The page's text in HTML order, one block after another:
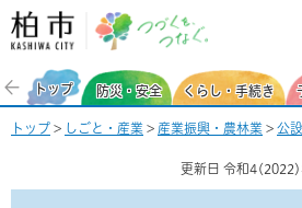
柏市 つづくを、
トップ 防災・安全 くらし・手続き
トップ > しごと・産業 > 産業振興・農林業 > 公
更新日 令和4(2022)